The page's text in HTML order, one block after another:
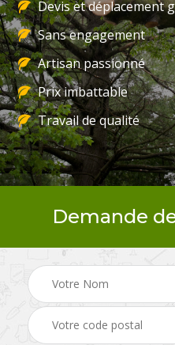
Devis et déplacement
Sans engagement
Artisan passionné
Prix imbattable
Travail de qualité
Demande